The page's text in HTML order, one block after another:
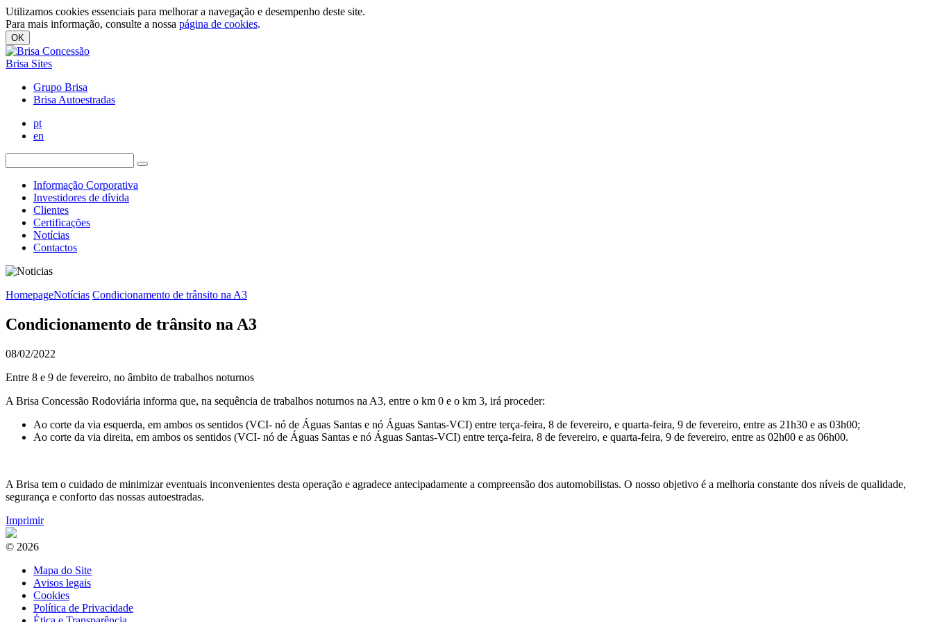
Utilizamos cookies essenciais para melhorar a navegação e desempenho deste site.
Para mais informação, consulte a nossa página de cookies.
OK
Brisa Sites
Grupo Brisa
Brisa Autoestradas
pt
en
Informação Corporativa
Investidores de dívida
Clientes
Certificações
Notícias
Contactos
HomepageNotícias Condicionamento de trânsito na A3
Condicionamento de trânsito na A3
08/02/2022
Entre 8 e 9 de fevereiro, no âmbito de trabalhos noturnos
A Brisa Concessão Rodoviária informa que, na sequência de trabalhos noturnos na A3, entre o km 0 e o km 3, irá proceder:
Ao corte da via esquerda, em ambos os sentidos (VCI- nó de Águas Santas e nó Águas Santas-VCI) entre terça-feira, 8 de fevereiro, e quarta-feira, 9 de fevereiro, entre as 21h30 e as 03h00;
Ao corte da via direita, em ambos os sentidos (VCI- nó de Águas Santas e nó Águas Santas-VCI) entre terça-feira, 8 de fevereiro, e quarta-feira, 9 de fevereiro, entre as 02h00 e as 06h00.
A Brisa tem o cuidado de minimizar eventuais inconvenientes desta operação e agradece antecipadamente a compreensão dos automobilistas. O nosso objetivo é a melhoria constante dos níveis de qualidade,
segurança e conforto das nossas autoestradas.
Imprimir
© 2026
Mapa do Site
Avisos legais
Cookies
Política de Privacidade